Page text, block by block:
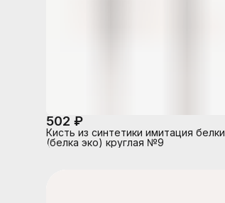
502 ₽
Кисть из синтетики имитация белки
(белка эко) круглая №9